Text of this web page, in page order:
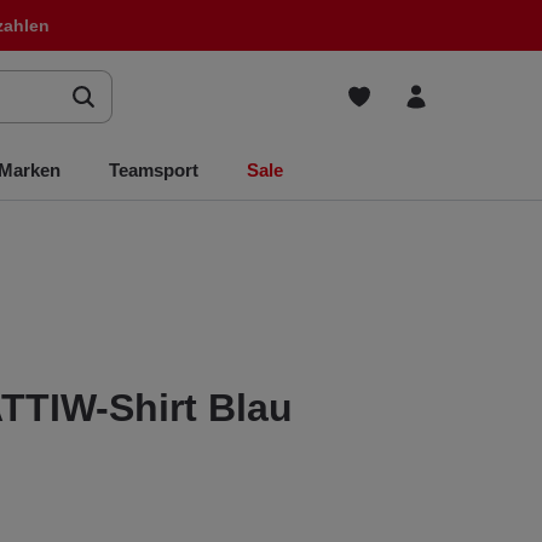
Marken Teamsport Sale
Shirt Blau